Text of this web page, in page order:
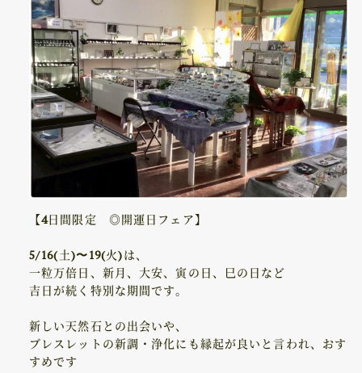
【4日間限定 ◎開運日フェア】
5/16(土)〜19(火)は、
一粒万倍日、新月、大安、寅の日、巳の日など
吉日が続く特別な期間です。
新しい天然石との出会いや、
ブレスレットの新調・浄化にも縁起が良いと言われ、おす
すめです